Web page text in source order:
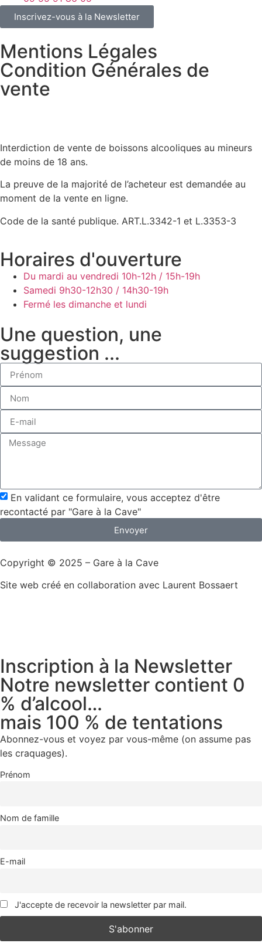
Inscrivez-vous à la Newsletter
Mentions Légales
Condition Générales de
vente
Interdiction de vente de boissons alcooliques au mineurs
de moins de 18 ans.
La preuve de la majorité de l’acheteur est demandée au
moment de la vente en ligne.
Code de la santé publique. ART.L.3342-1 et L.3353-3
Horaires d'ouverture
Du mardi au vendredi 10h-12h / 15h-19h
Samedi 9h30-12h30 / 14h30-19h
Fermé les dimanche et lundi
Une question, une
suggestion ...
En validant ce formulaire, vous acceptez d'être
recontacté par "Gare à la Cave"
Envoyer
Copyright © 2025 – Gare à la Cave
Site web créé en collaboration avec Laurent Bossaert
Inscription à la Newsletter
Notre newsletter contient 0
% d’alcool…
mais 100 % de tentations
Abonnez-vous et voyez par vous-même (on assume pas
les craquages).
Prénom
Nom de famille
E-mail
J'accepte de recevoir la newsletter par mail.